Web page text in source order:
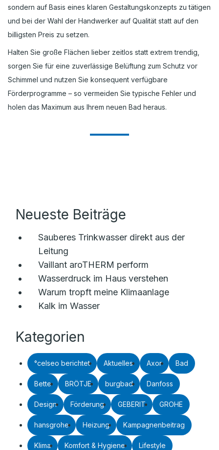
sondern auf Basis eines klaren Gestaltungskonzepts zu tätigen
und bei der Wahl der Handwerker auf Qualität statt auf den
billigsten Preis zu setzen.
Halten Sie große Flächen lieber zeitlos statt extrem trendig,
sorgen Sie für eine zuverlässige Belüftung zum Schutz vor
Schimmel und nutzen Sie konsequent verfügbare
Förderprogramme – so vermeiden Sie typische Fehler und
holen das Maximum aus Ihrem neuen Bad heraus.
Neueste Beiträge
Sauberes Trinkwasser direkt aus der
Leitung
Vaillant aroTHERM perform
Wasserdruck im Haus verstehen
Warum tropft meine Klimaanlage
Kalk im Wasser
Kategorien
°celseo berichtet Aktuelles Axor Bad
Bette BRÖTJE burgbad Danfoss
Design Förderung GEBERIT GROHE
hansgrohe Heizung Kampagnenbeitrag
Klima Komfort & Hygiene Lifestyle